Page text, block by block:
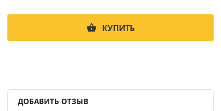
КУПИТЬ
ДОБАВИТЬ ОТЗЫВ